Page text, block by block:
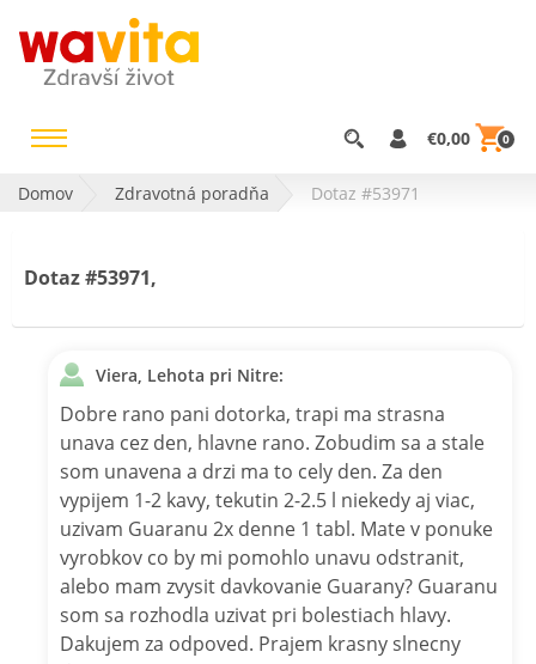
€0,00 0
Domov Zdravotná poradňa Dotaz #53971
Dotaz #53971,
Viera, Lehota pri Nitre:
Dobre rano pani dotorka, trapi ma strasna
unava cez den, hlavne rano. Zobudim sa a stale
som unavena a drzi ma to cely den. Za den
vypijem 1-2 kavy, tekutin 2-2.5 l niekedy aj viac,
uzivam Guaranu 2x denne 1 tabl. Mate v ponuke
vyrobkov co by mi pomohlo unavu odstranit,
alebo mam zvysit davkovanie Guarany? Guaranu
som sa rozhodla uzivat pri bolestiach hlavy.
Dakujem za odpoved. Prajem krasny slnecny